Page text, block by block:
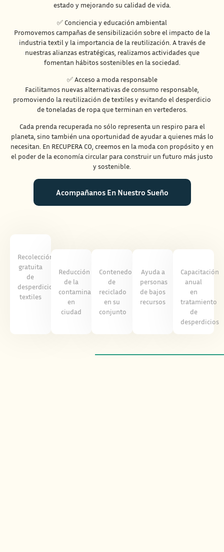
estado y mejorando su calidad de vida.
✅ Conciencia y educación ambiental
Promovemos campañas de sensibilización sobre el impacto de la
industria textil y la importancia de la reutilización. A través de
nuestras alianzas estratégicas, realizamos actividades que
fomentan hábitos sostenibles en la sociedad.
✅Acceso a moda responsable
Facilitamos nuevas alternativas de consumo responsable,
promoviendo la reutilización de textiles y evitando el desperdicio
de toneladas de ropa que terminan en vertederos.
Cada prenda recuperada no sólo representa un respiro para el
planeta, sino también una oportunidad de ayudar a quienes más lo
necesitan. En RECUPERA CO, creemos en la moda con propósito y en
el poder de la economía circular para construir un futuro más justo
y sostenible.
Acompañanos En Nuestro Sueño
Recolección
gratuita
de
desperdicios
textiles
Reducción
de la
contaminación
en
ciudad
Contenedor
de
reciclado
en su
conjunto
Ayuda a
personas
de bajos
recursos
Capacitación
anual
en
tratamiento
de
desperdicios